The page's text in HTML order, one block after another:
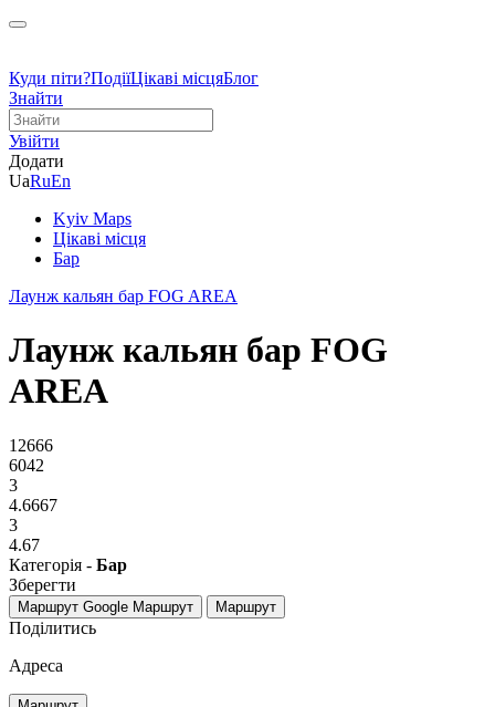
Куди піти?ПодіїЦікаві місцяБлог
Знайти
Увійти
Додати
UaRuEn
Kyiv Maps
Цікаві місця
Бар
Лаунж кальян бар FOG AREA
Лаунж кальян бар FOG
AREA
12666
6042
3
4.6667
3
4.67
Категорія - Бар
Зберегти
Маршрут Google Маршрут Маршрут
Поділитись
Адреса